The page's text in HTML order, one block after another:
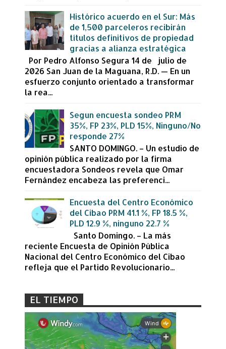
Histórico acuerdo en el Sur: Más
de 1,500 parceleros recibirán
títulos definitivos de propiedad
gracias a alianza estratégica
Por Pedro Alfonso Segura 14 de julio de
2026 San Juan de la Maguana, R.D. — En un
esfuerzo conjunto orientado a transformar
la rea...
Segun encuesta sondeo PRM
35%, FP 23%, PLD 15%, Ninguno/No
responde 27%
SANTO DOMINGO. – Un estudio de
opinión pública realizado por la firma
encuestadora Sondeos revela que Omar
Fernández encabeza las preferenci...
Encuesta del Centro Económico
del Cibao PRM 41.1 %, FP 18.5 %,
PLD 12.9 %, ninguno 22.7 %
Santo Domingo. – La más
reciente Encuesta de Opinión Pública
Nacional del Centro Económico del Cibao
refleja que el Partido Revolucionario...
EL TIEMPO